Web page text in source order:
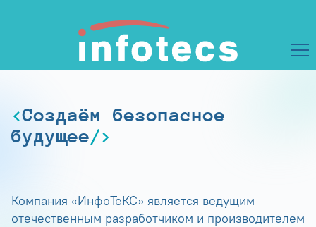
Создаём безопасное
будущее
Компания «ИнфоТеКС» является ведущим
отечественным разработчиком и производителем